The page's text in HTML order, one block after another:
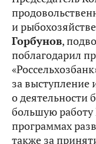
и
Горбунов,
поблагодарил
за выступление
о деятельности
большую работу
программах
также за